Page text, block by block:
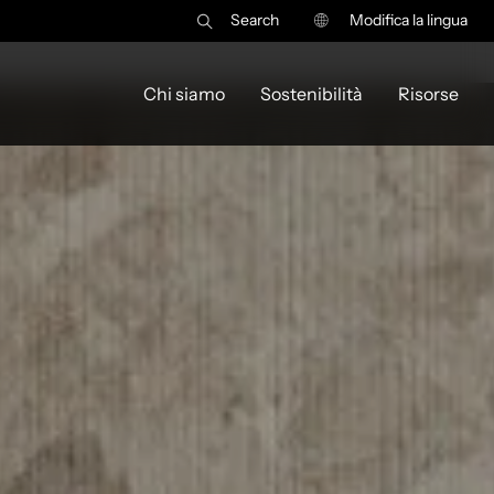
Search Modifica la lingua
Chi siamo Sostenibilità Risorse